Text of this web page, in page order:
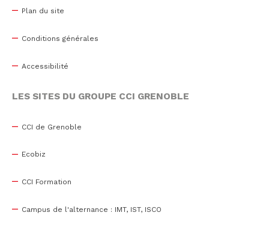
Plan du site
Conditions générales
Accessibilité
LES SITES DU GROUPE CCI GRENOBLE
CCI de Grenoble
Ecobiz
CCI Formation
Campus de l'alternance : IMT, IST, ISCO